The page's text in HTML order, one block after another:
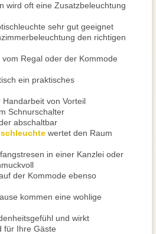
wird oft eine Zusatzbeleuchtung
sehr gut geeignet
den richtigen
Regal oder der Kommode
ein praktisches
von Vorteil
Schnurschalter
abschaltbar
wertet den Raum
in einer Kanzlei oder
der Kommode ebenso
kommen eine wohlige
und wirkt
für Ihre Gäste